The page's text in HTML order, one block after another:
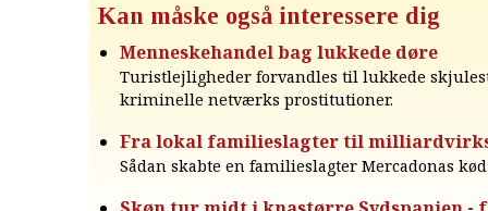
Kan måske også interessere dig
Menneskehandel bag lukkede døre
Turistlejligheder forvandles til lukkede
kriminelle netværks prostitutioner.
Fra lokal familieslagter til
Sådan skabte en familieslagter Mercadonas